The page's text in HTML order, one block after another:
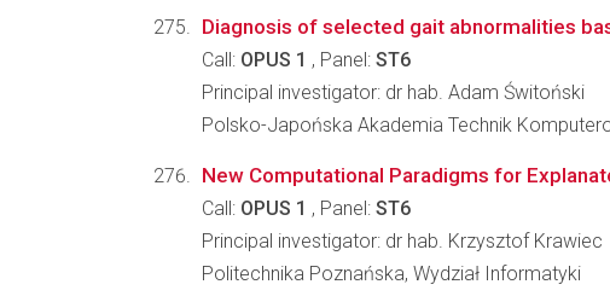
Diagnosis of selected gait abnormalities
Call: OPUS 1 , Panel: ST6
Principal investigator: dr hab. Adam Świtoński
Polsko-Japońska Akademia Technik
New Computational Paradigms for
Call: OPUS 1 , Panel: ST6
Principal investigator: dr hab. Krzysztof Krawiec
Politechnika Poznańska, Wydział Informatyki